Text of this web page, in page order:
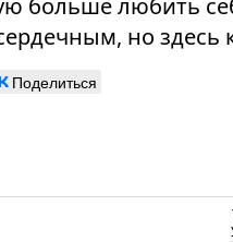
больше любить
но здесь
Поделиться